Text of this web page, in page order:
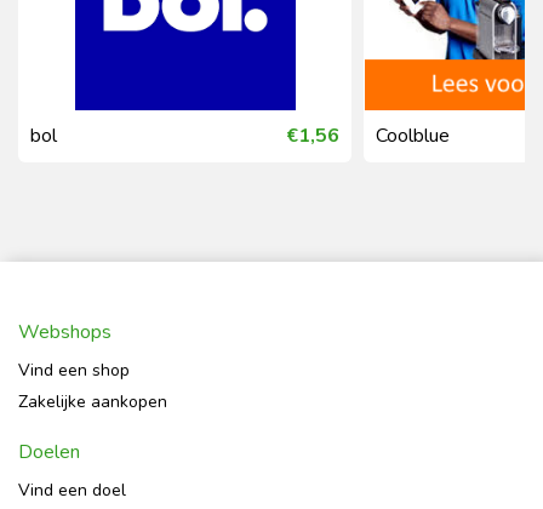
bol €1,56 Coolblue
Webshops
Vind een shop
Zakelijke aankopen
Doelen
Vind een doel